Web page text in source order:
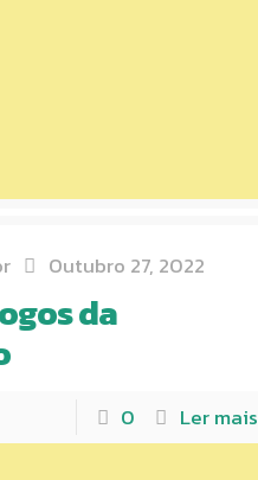
Outubro 27, 2022
da
0 Ler mais